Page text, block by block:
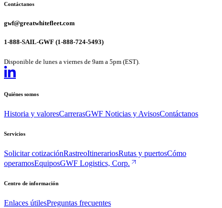
Contáctanos
gwf@greatwhitefleet.com
1-888-SAIL-GWF (1-888-724-5493)
Disponible de lunes a viernes de 9am a 5pm (EST).
Quiénes somos
Historia y valoresCarrerasGWF Noticias y AvisosContáctanos
Servicios
Solicitar cotizaciónRastreoItinerariosRutas y puertosCómo
operamosEquiposGWF Logistics, Corp.
Centro de información
Enlaces útilesPreguntas frecuentes